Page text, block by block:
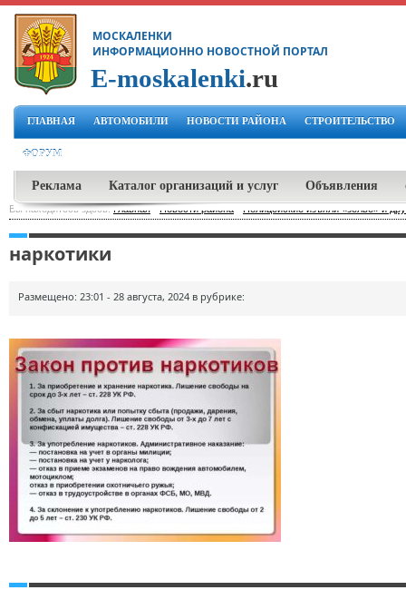
МОСКАЛЕНКИ
ИНФОРМАЦИОННО НОВОСТНОЙ ПОРТАЛ
E-moskalenki.ru
ГЛАВНАЯ АВТОМОБИЛИ НОВОСТИ РАЙОНА СТРОИТЕЛЬСТВО
ФОРУМ
Реклама Каталог организаций и услуг Объявления
Вы находитесь здесь:Главная-Новости района Полицейские изъяли «зелье» и
наркотики
Размещено: 23:01 - 28 августа, 2024 в рубрике: